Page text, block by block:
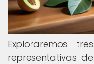
Exploraremos
representativas